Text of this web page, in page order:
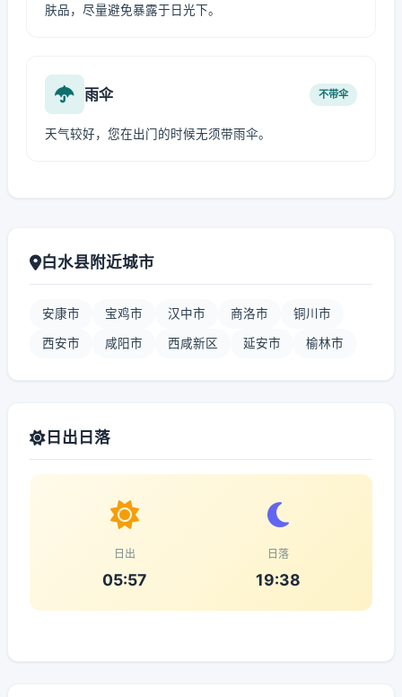
肤品，尽量避免暴露于日光下。
雨伞 不带伞
天气较好，您在出门的时候无须带雨伞。
白水县附近城市
安康市 宝鸡市 汉中市 商洛市 铜川市
西安市 咸阳市 西咸新区 延安市 榆林市
日出日落
日出
05:57
日落
19:38